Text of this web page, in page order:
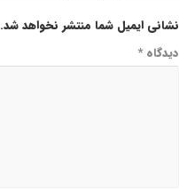
نشانی ایمیل شما منتشر نخواهد شد.
دیدگاه*